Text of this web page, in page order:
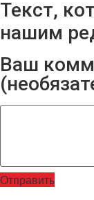
Текст,
нашим
Ваш
Отправить